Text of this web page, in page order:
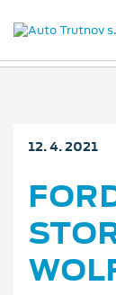
12. 4. 2021